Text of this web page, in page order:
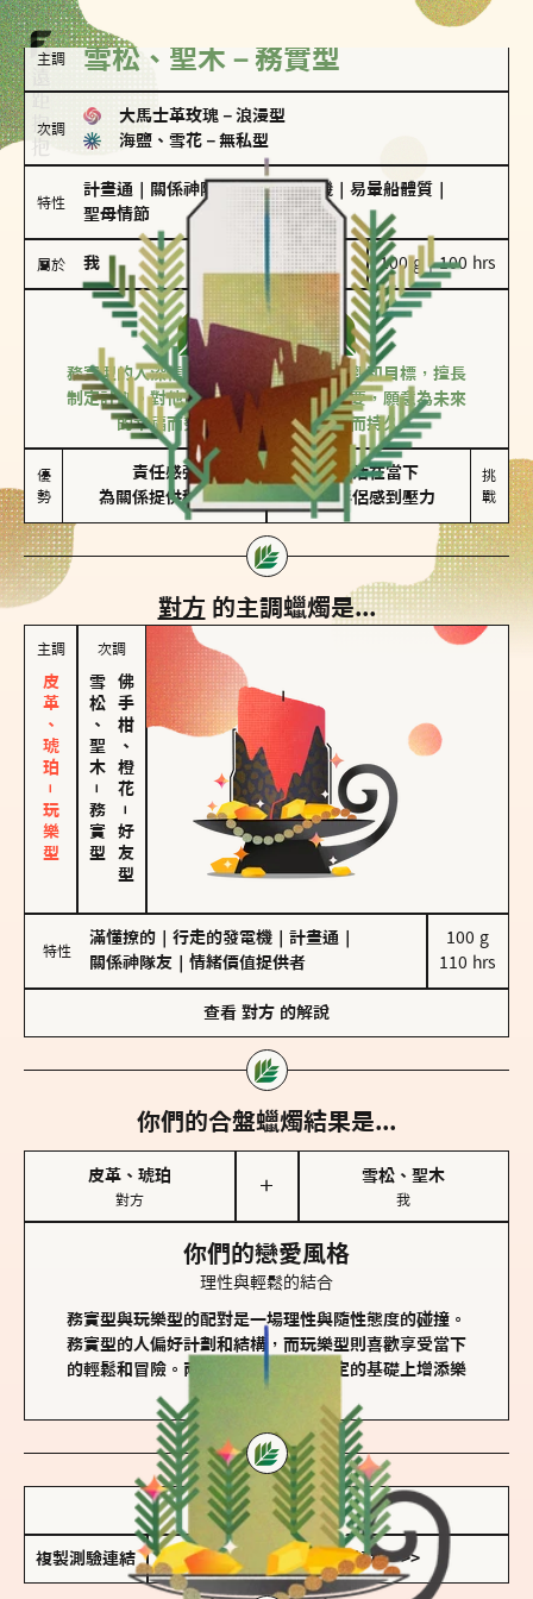
主調 雪松、聖木－務實型
次調
大馬士革玫瑰 － 浪漫型
海鹽、雪花 － 無私型
特性
計畫通 關係神隊友 驚喜製造機 易暈船體質
聖母情節
屬於 我 100 g｜100 hrs
務實型
雪松、聖木
務實型的人深信愛情立基於共同的價值觀和目標，擅長
制定計劃。對他們來說，感情穩定最重要，願意為未來
的幸福而努力，讓愛情變得踏實而持久。
優
勢
責任感強
為關係提供穩定度
較難活在當下
易讓伴侶感到壓力
挑
戰
對方 的主調蠟燭是...
主調
皮革、琥珀－玩樂型
次調
雪松、聖木
－
務實型
佛手柑、橙花
－
好友型
特性
滿懂撩的 行走的發電機 計畫通
關係神隊友
情緒價值提供者
100 g
110 hrs
查看 對方 的解說
你們的合盤蠟燭結果是...
皮革、琥珀
對方
＋
雪松、聖木
我
你們的戀愛風格
理性與輕鬆的結合
務實型與玩樂型的配對是一場理性與隨性態度的碰撞。
務實型的人偏好計劃和結構，而玩樂型則喜歡享受當下
的輕鬆和冒險。兩者的關係能夠在穩定的基礎上增添樂
儲存我的結果圖
複製測驗連結 查看香氛類型全解析 >>>